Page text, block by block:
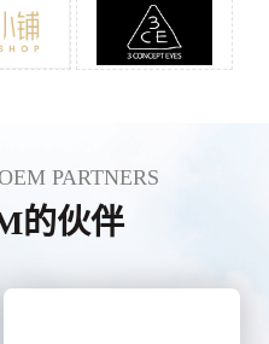
PARTNERS
的伙伴